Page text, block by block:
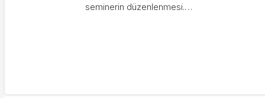
seminerin düzenlenmesi.…